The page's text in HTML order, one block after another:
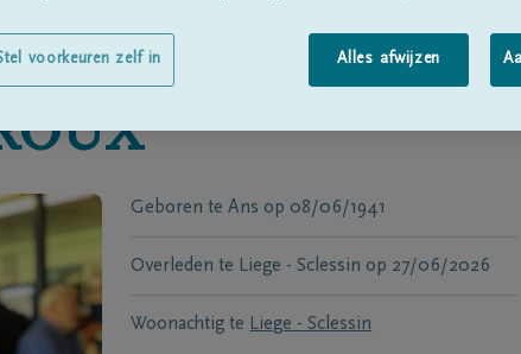
Geboren te Ans op 08/06/1941
Overleden te Liege - Sclessin op 27/06/2026
Woonachtig te Liege - Sclessin
Alles afwijzen
voorkeuren zelf in